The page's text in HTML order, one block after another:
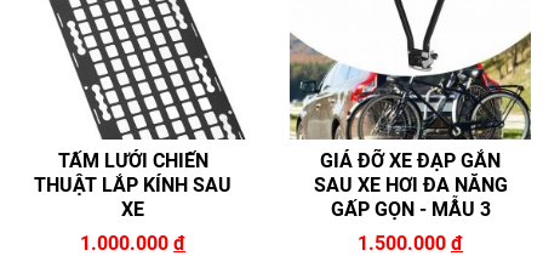
TẤM LƯỚI CHIẾN
THUẬT LẮP KÍNH SAU
XE
1.000.000 đ
GIÁ ĐỠ XE ĐẠP GẮN
SAU XE HƠI ĐA NĂNG
GẤP GỌN - MẪU 3
1.500.000 đ